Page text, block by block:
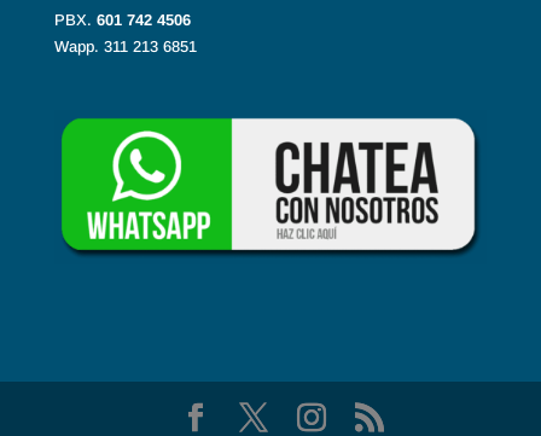
PBX. 601 742 4506
Wapp. 311 213 6851